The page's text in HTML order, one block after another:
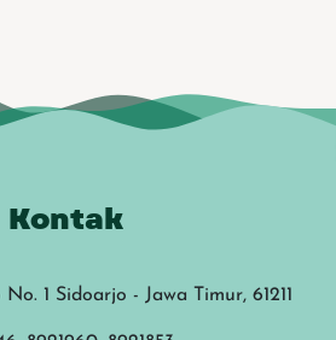
Kontak
1 Sidoarjo - Jawa Timur, 61211